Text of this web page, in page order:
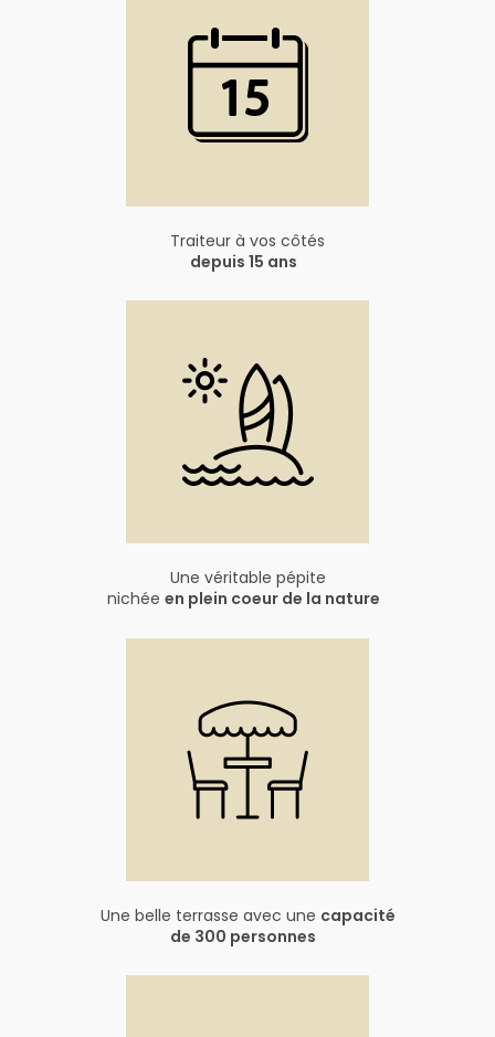
Traiteur à vos côtés
depuis 15 ans
Une véritable pépite
nichée en plein coeur de la nature
Une belle terrasse avec une capacité
de 300 personnes